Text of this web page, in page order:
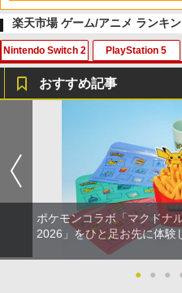
1
￥55,000
Beast of
プロダク
￥7,286
1
【純正
Xbox プ
ルコード
ンライン
￥5,000
【純正
1
劇場版「
劇場版「
窩座再
￥3,523
楽天市場 ゲーム/アニメ ランキ
Nintendo Switch 2
RL205-
￥3,600
アンサ
ーラー
￥4,370
PlayStation 5
PS5 ス
交換用
ローラー
ントロー
辺機器
ップ 取
対応 ブ
￥630
【中古
タヒメ~
録) ハイ
￥386
Newスー
￥1,254
【中古
ieNEX [
￥1,080
【中古】
ェル
￥3,280
おすすめ記事
ポケモンコラボ「マクドナ
2026」をひと足お先に体験
● ● ●